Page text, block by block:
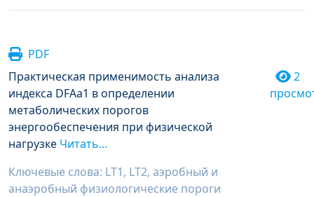
PDF
Практическая применимость анализа
индекса DFAa1 в определении
метаболических порогов
энергообеспечения при физической
нагрузке Читать...
Ключевые слова: LT1, LT2, аэробный и
анаэробный физиологические пороги
2